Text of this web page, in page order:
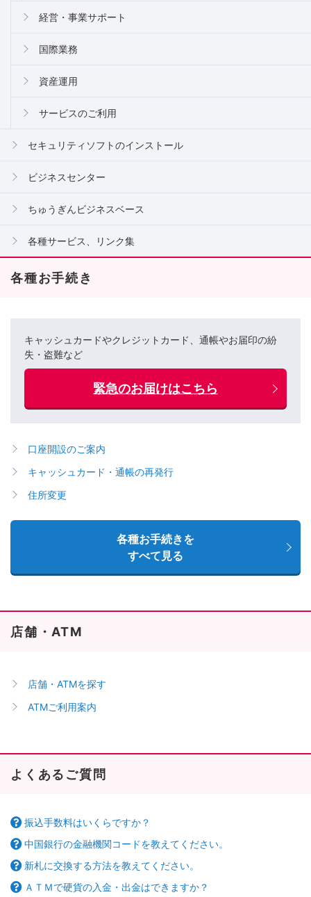
経営・事業サポート
国際業務
資産運用
サービスのご利用
セキュリティソフトのインストール
ビジネスセンター
ちゅうぎんビジネスベース
各種サービス、リンク集
各種お手続き
キャッシュカードやクレジットカード、通帳やお届印の紛
失・盗難など
緊急のお届けはこちら
口座開設のご案内
キャッシュカード・通帳の再発行
住所変更
各種お手続きを
すべて見る
店舗・ATM
店舗・ATMを探す
ATMご利用案内
よくあるご質問
振込手数料はいくらですか？
中国銀行の金融機関コードを教えてください。
新札に交換する方法を教えてください。
ＡＴＭで硬貨の入金・出金はできますか？